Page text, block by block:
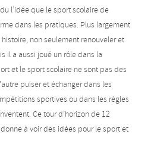
l’idée que le sport scolaire de
dans les pratiques. Plus largement
non seulement renouveler et
il a aussi joué un rôle dans la
et le sport scolaire ne sont pas des
puiser et échanger dans les
sportives ou dans les règles
Ce tour d’horizon de 12
à voir des idées pour le sport et